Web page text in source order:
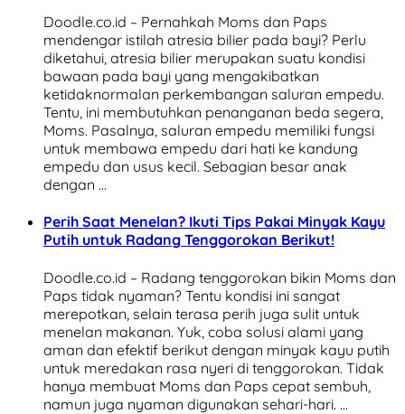
Doodle.co.id – Pernahkah Moms dan Paps
mendengar istilah atresia bilier pada bayi? Perlu
diketahui, atresia bilier merupakan suatu kondisi
bawaan pada bayi yang mengakibatkan
ketidaknormalan perkembangan saluran empedu.
Tentu, ini membutuhkan penanganan beda segera,
Moms. Pasalnya, saluran empedu memiliki fungsi
untuk membawa empedu dari hati ke kandung
empedu dan usus kecil. Sebagian besar anak
dengan …
Perih Saat Menelan? Ikuti Tips Pakai Minyak Kayu
Putih untuk Radang Tenggorokan Berikut!
Doodle.co.id – Radang tenggorokan bikin Moms dan
Paps tidak nyaman? Tentu kondisi ini sangat
merepotkan, selain terasa perih juga sulit untuk
menelan makanan. Yuk, coba solusi alami yang
aman dan efektif berikut dengan minyak kayu putih
untuk meredakan rasa nyeri di tenggorokan. Tidak
hanya membuat Moms dan Paps cepat sembuh,
namun juga nyaman digunakan sehari-hari. …